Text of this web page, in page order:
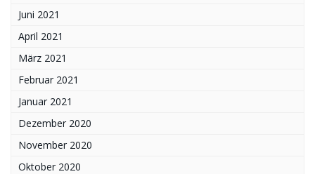
Juni 2021
April 2021
März 2021
Februar 2021
Januar 2021
Dezember 2020
November 2020
Oktober 2020